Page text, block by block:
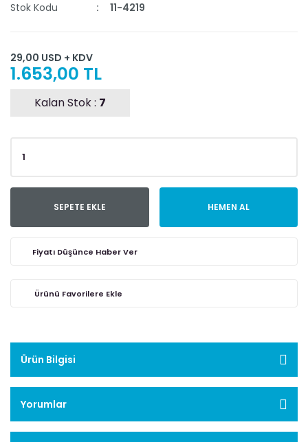
Stok Kodu
11-4219
29,00 USD + KDV
1.653,00 TL
Kalan Stok : 7
SEPETE EKLE HEMEN AL
Fiyatı Düşünce Haber Ver
Ürün Bilgisi
Yorumlar